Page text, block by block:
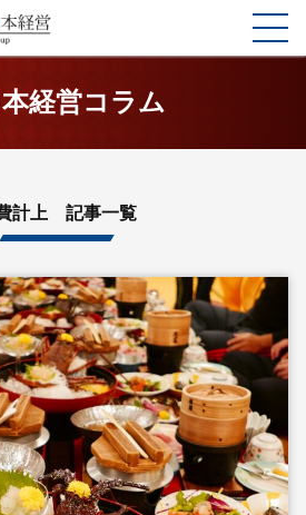
経営コラム
計上 記事一覧